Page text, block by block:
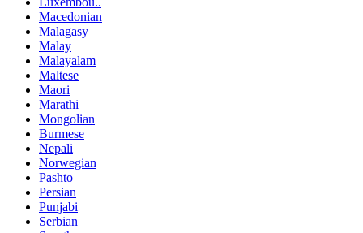
Macedonian
Malagasy
Malay
Malayalam
Maltese
Maori
Marathi
Mongolian
Burmese
Nepali
Norwegian
Pashto
Persian
Punjabi
Serbian